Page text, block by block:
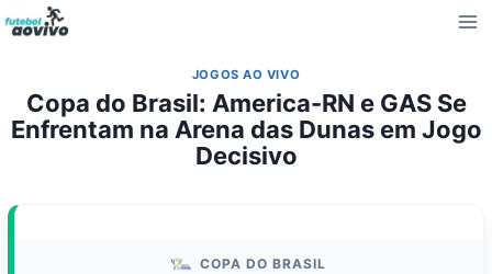
Pular
para
Conteúdo
JOGOS AO VIVO
Copa do Brasil: America-RN e GAS Se
Enfrentam na Arena das Dunas em Jogo
Decisivo
COPA DO BRASIL